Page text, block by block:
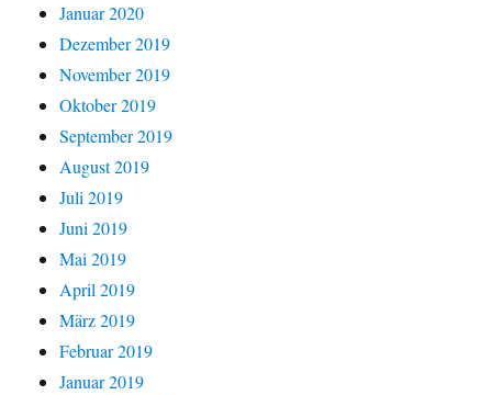
Januar 2020
Dezember 2019
November 2019
Oktober 2019
September 2019
August 2019
Juli 2019
Juni 2019
Mai 2019
April 2019
März 2019
Februar 2019
Januar 2019